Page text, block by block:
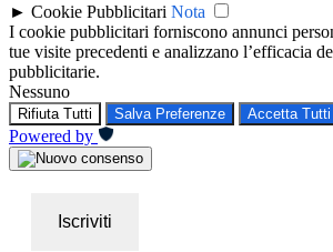
► Cookie Pubblicitari Nota
I cookie pubblicitari forniscono annunci
tue visite precedenti e analizzano l’efficacia
pubblicitarie.
Nessuno
Rifiuta Tutti Salva Preferenze Accetta Tutti
Powered by
Iscriviti